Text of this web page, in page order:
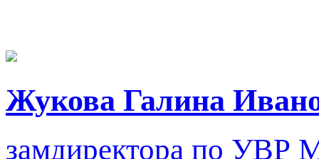
Жукова Галина
замдиректора по УВР